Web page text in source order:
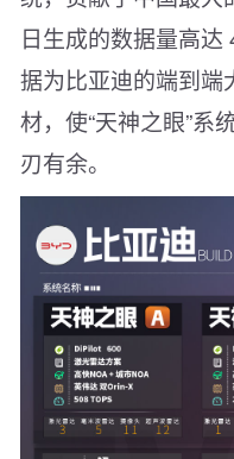
日生成的数据量高
据为比亚迪的端到端
材，使“天神之眼”系
刃有余。